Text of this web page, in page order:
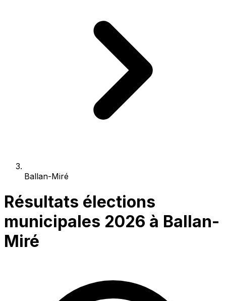
Ballan-Miré
Résultats élections
municipales 2026 à Ballan-
Miré